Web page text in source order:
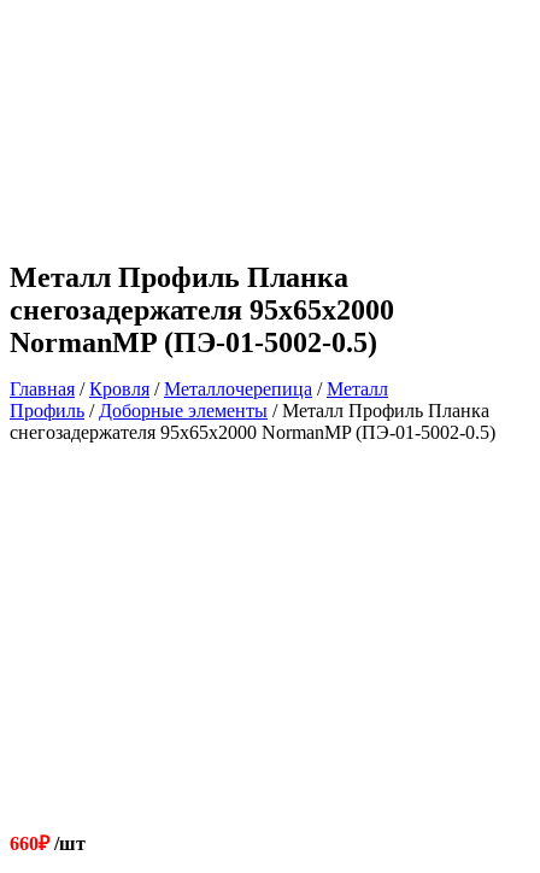
Металл Профиль Планка
снегозадержателя 95х65х2000
NormanMP (ПЭ-01-5002-0.5)
Главная /Кровля /Металлочерепица /Металл
Профиль / Доборные элементы / Металл Профиль Планка
снегозадержателя 95х65х2000 NormanMP (ПЭ-01-5002-0.5)
660₽/шт